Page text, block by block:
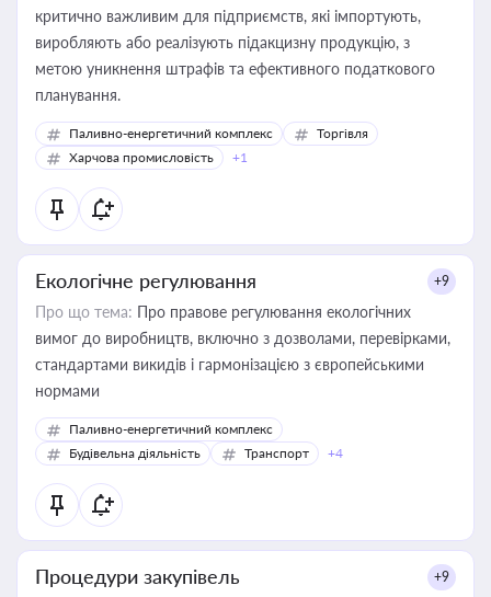
критично важливим для підприємств, які імпортують,
виробляють або реалізують підакцизну продукцію, з
метою уникнення штрафів та ефективного податкового
планування.
Паливно-енергетичний комплекс
Торгівля
Харчова промисловість
+1
Екологічне регулювання +9
Про що тема: Про правове регулювання екологічних
вимог до виробництв, включно з дозволами, перевірками,
стандартами викидів і гармонізацією з європейськими
нормами
Паливно-енергетичний комплекс
Будівельна діяльність
Транспорт +4
Процедури закупівель +9